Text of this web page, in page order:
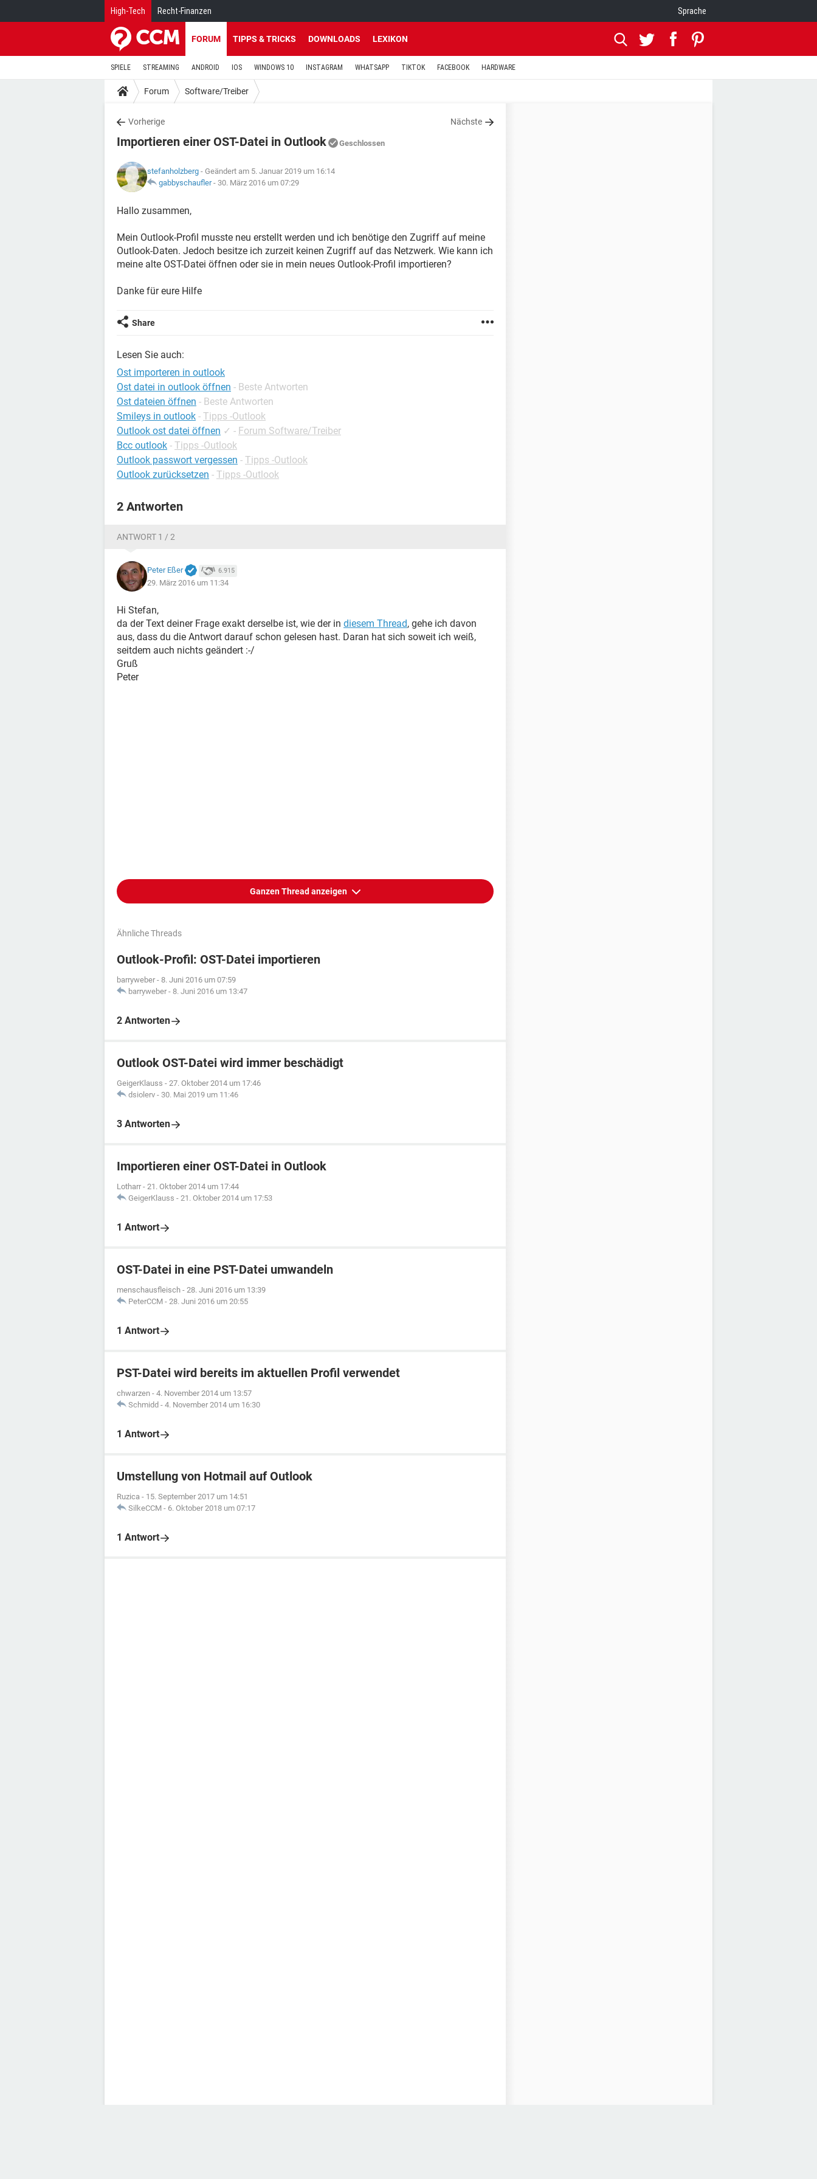
High-Tech Recht-Finanzen Sprache
FORUM TIPPS & TRICKS DOWNLOADS LEXIKON
SPIELE STREAMING ANDROID IOS WINDOWS 10 INSTAGRAM WHATSAPP TIKTOK FACEBOOK HARDWARE
Forum Software/Treiber
Vorherige Nächste
Importieren einer OST-Datei in Outlook Geschlossen
stefanholzberg - Geändert am 5. Januar 2019 um 16:14
gabbyschaufler- 30. März 2016 um 07:29
Hallo zusammen,
Mein Outlook-Profil musste neu erstellt werden und ich benötige den Zugriff auf meine
Outlook-Daten. Jedoch besitze ich zurzeit keinen Zugriff auf das Netzwerk. Wie kann ich
meine alte OST-Datei öffnen oder sie in mein neues Outlook-Profil importieren?
Danke für eure Hilfe
Share
Lesen Sie auch:
Ost importeren in outlook
Ost datei in outlook öffnen - Beste Antworten
Ost dateien öffnen - Beste Antworten
Smileys in outlook - Tipps -Outlook
Outlook ost datei öffnen ✓ - Forum Software/Treiber
Bcc outlook - Tipps -Outlook
Outlook passwort vergessen - Tipps -Outlook
Outlook zurücksetzen - Tipps -Outlook
2 Antworten
ANTWORT 1 / 2
Peter Eßer 6.915
29. März 2016 um 11:34
Hi Stefan,
da der Text deiner Frage exakt derselbe ist, wie der in diesem Thread, gehe ich davon
aus, dass du die Antwort darauf schon gelesen hast. Daran hat sich soweit ich weiß,
seitdem auch nichts geändert :-/
Gruß
Peter
Ganzen Thread anzeigen
Ähnliche Threads
Outlook-Profil: OST-Datei importieren
barryweber - 8. Juni 2016 um 07:59
barryweber - 8. Juni 2016 um 13:47
2 Antworten
Outlook OST-Datei wird immer beschädigt
GeigerKlauss - 27. Oktober 2014 um 17:46
dsiolerv - 30. Mai 2019 um 11:46
3 Antworten
Importieren einer OST-Datei in Outlook
Lotharr - 21. Oktober 2014 um 17:44
GeigerKlauss - 21. Oktober 2014 um 17:53
1 Antwort
OST-Datei in eine PST-Datei umwandeln
menschausfleisch - 28. Juni 2016 um 13:39
PeterCCM - 28. Juni 2016 um 20:55
1 Antwort
PST-Datei wird bereits im aktuellen Profil verwendet
chwarzen - 4. November 2014 um 13:57
Schmidd - 4. November 2014 um 16:30
1 Antwort
Umstellung von Hotmail auf Outlook
Ruzica - 15. September 2017 um 14:51
SilkeCCM - 6. Oktober 2018 um 07:17
1 Antwort